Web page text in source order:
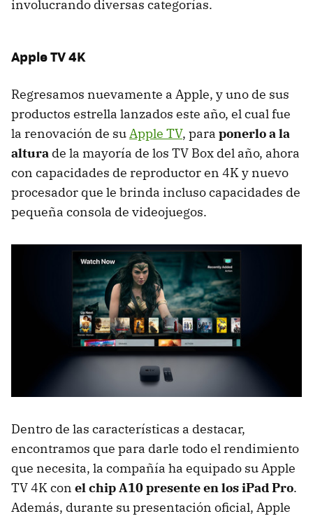
involucrando diversas categorías.
Apple TV 4K
Regresamos nuevamente a Apple, y uno de sus
productos estrella lanzados este año, el cual fue
la renovación de suApple TV, para ponerlo a la
altura de la mayoría de los TV Box del año, ahora
con capacidades de reproductor en 4K y nuevo
procesador que le brinda incluso capacidades de
pequeña consola de videojuegos.
Dentro de las características a destacar,
encontramos que para darle todo el rendimiento
que necesita, la compañía ha equipado su Apple
TV 4K con el chip A10 presente en los iPad Pro.
Además, durante su presentación oficial, Apple